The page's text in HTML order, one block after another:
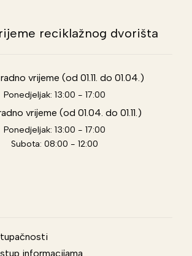
reciklažnog dvorišta
vrijeme (od 01.11. do 01.04.)
Ponedjeljak: 13:00 - 17:00
vrijeme (od 01.04. do 01.11.)
Ponedjeljak: 13:00 - 17:00
Subota: 08:00 - 12:00
informacijama